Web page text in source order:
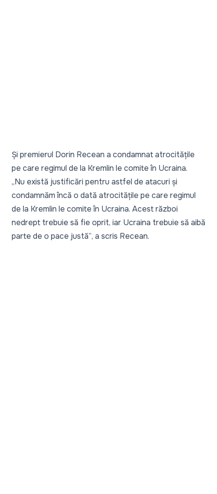
Și premierul Dorin Recean a condamnat atrocitățile
pe care regimul de la Kremlin le comite în Ucraina.
„Nu există justificări pentru astfel de atacuri și
condamnăm încă o dată atrocitățile pe care regimul
de la Kremlin le comite în Ucraina. Acest război
nedrept trebuie să fie oprit, iar Ucraina trebuie să aibă
parte de o pace justă”, a scris Recean.